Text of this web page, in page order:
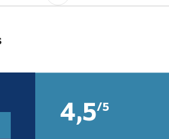
at vestibulum4,5/5